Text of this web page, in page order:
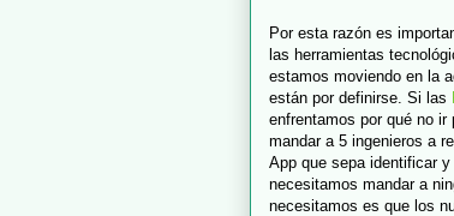
Por esta razón es
las herramientas
estamos moviendo en la
están por definirse. Si las
enfrentamos por qué no
mandar a 5 ingenieros a
App que sepa identificar
necesitamos mandar a
necesitamos es que los